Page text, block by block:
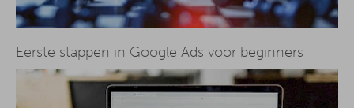
Eerste stappen in Google Ads voor beginners